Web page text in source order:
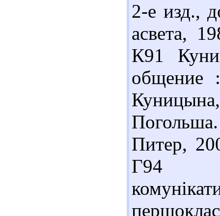
2-е изд.,
асвета,
К91
общение
Питер,
Г94